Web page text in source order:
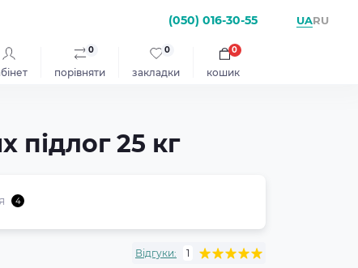
(050) 016-30-55 UARU
порівняти
0
закладки
0
кошик
0
підлог 25 кг
4
Відгуки: 1